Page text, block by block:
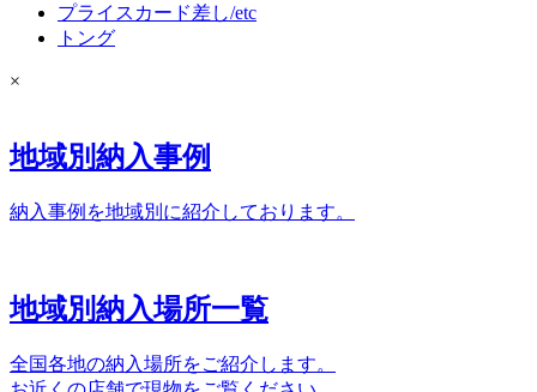
プライスカード差し/etc
トング
×
地域別納入事例
納入事例を地域別に紹介しております。
地域別納入場所一覧
全国各地の納入場所をご紹介します。